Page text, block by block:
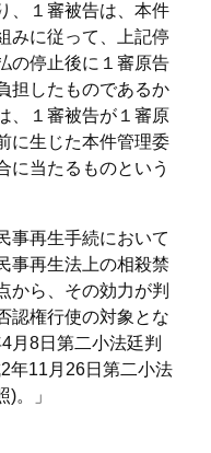
、１審被告は、本件
みに従って、上記停
の停止後に１審原告
担したものであるか
、１審被告が１審原
に生じた本件管理委
に当たるものという
事再生手続において
事再生法上の相殺禁
から、その効力が判
認権行使の対象とな
月8日第二小法廷判
年11月26日第二小法
。」